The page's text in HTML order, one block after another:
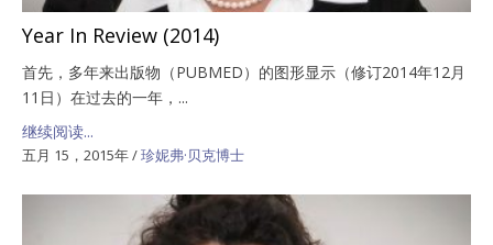
Year In Review (2014)
首先，多年来出版物（PUBMED）的图形显示（修订2014年12月
11日）在过去的一年，...
继续阅读...
五月 15，2015年/珍妮弗·贝克博士